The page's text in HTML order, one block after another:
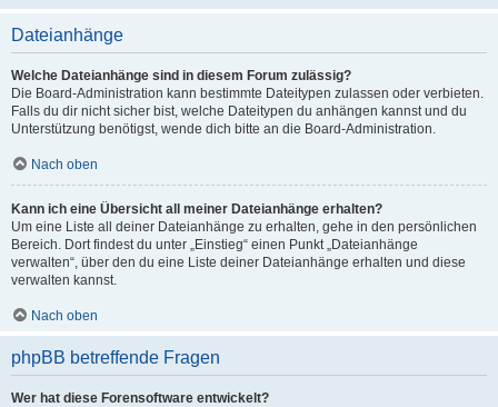
Dateianhänge
Welche Dateianhänge sind in diesem Forum zulässig?
Die Board-Administration kann bestimmte Dateitypen zulassen oder verbieten.
Falls du dir nicht sicher bist, welche Dateitypen du anhängen kannst und du
Unterstützung benötigst, wende dich bitte an die Board-Administration.
Nach oben
Kann ich eine Übersicht all meiner Dateianhänge erhalten?
Um eine Liste all deiner Dateianhänge zu erhalten, gehe in den persönlichen
Bereich. Dort findest du unter „Einstieg“ einen Punkt „Dateianhänge
verwalten“, über den du eine Liste deiner Dateianhänge erhalten und diese
verwalten kannst.
Nach oben
phpBB betreffende Fragen
Wer hat diese Forensoftware entwickelt?